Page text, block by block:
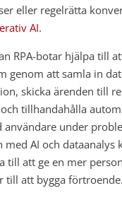
eller regelrätta
AI.
RPA-botar hjälpa till
genom att samla in
skicka ärenden till
tillhandahålla
användare under
AI och dataanalys
till att ge en mer
till att bygga förtroende.